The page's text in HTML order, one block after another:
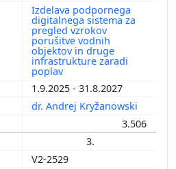
Izdelava podpornega
digitalnega sistema za
pregled vzrokov
porušitve vodnih
objektov in druge
infrastrukture zaradi
poplav
1.9.2025 - 31.8.2027
dr. Andrej Kryžanowski
3.506
3.
V2-2529